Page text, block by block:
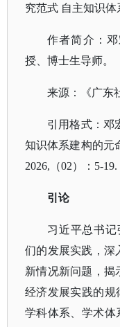
究范式 自主知识体
作者简介：
授、博士生导师。
来源：《广东
引用格式：邓
知识体系建构的元
2026,（02）：5-19.
引论
习近平总书记
们的发展实践，深
新情况新问题，揭
经济发展实践的规
学科体系、学术体